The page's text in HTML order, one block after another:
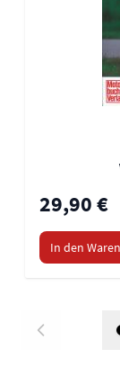
29,90 €
In den